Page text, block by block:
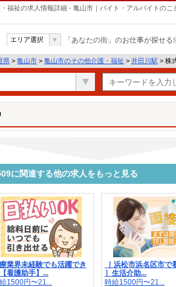
福祉の求人情報詳細 - 亀山市｜バイト・アルバイトのこ
エリア選択 「あなたの街」のお仕事が探せる
県 > 亀山市 > 亀山市のその他介護・福祉 > 井田川駅 > 株
に関連する他の求人をもっと見る
業界未経験でも活躍でき
看護助手】...
1500円〜21...
［ 浜松市浜名区市で
］生活介助...
時給1500円〜21...